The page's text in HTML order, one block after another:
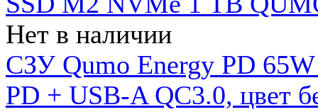
Нет в наличии
СЗУ Qumo Energy PD
PD + USB-A QC3.0, цвет